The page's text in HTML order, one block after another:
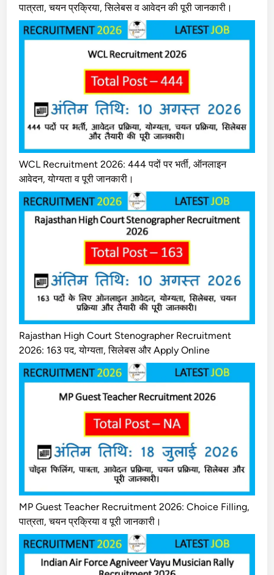
पात्रता, चयन प्रक्रिया, सिलेबस व आवेदन की पूरी जानकारी।
WCL Recruitment 2026: 444 पदों पर भर्ती, ऑनलाइन
आवेदन, योग्यता व पूरी जानकारी।
Rajasthan High Court Stenographer Recruitment
2026: 163 पद, योग्यता, सिलेबस और Apply Online
MP Guest Teacher Recruitment 2026: Choice Filling,
पात्रता, चयन प्रक्रिया व पूरी जानकारी।